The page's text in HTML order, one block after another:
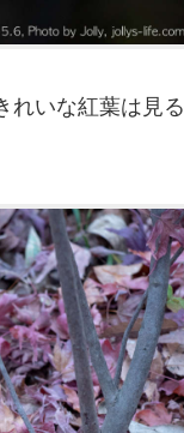
れいな紅葉は見る